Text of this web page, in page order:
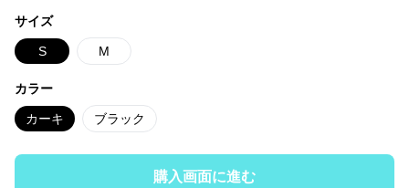
サイズ
S M
カラー
カーキ ブラック
購入画面に進む